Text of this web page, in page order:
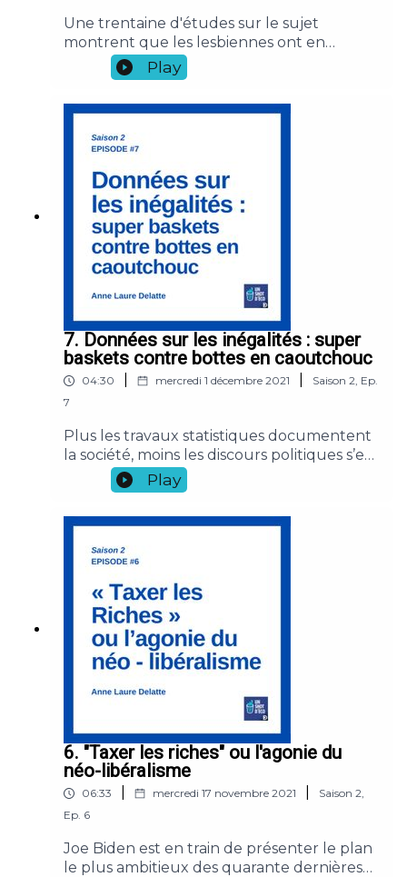
Une trentaine d'études sur le sujet
montrent que les lesbiennes ont en
moyenne un meilleur salaire que les
femmes hétérosexuelles contrairement
aux hommes gays par rapport aux
hétérosexuels. Un paradoxe qui s'explique
par plusieurs facteurs… pas très
positifs. Références : Badgett, M. V.,
Carpenter, C. S., & Sansone, D. (2021).
LGBTQ economics. Journal of Economic
Perspectives, 35(2), 141-70. Klawitter, M.
(2015). Meta‐analysis of the effects of sexual
orientation on earnings. Industrial
Relations: A Journal of Economy and
Society, 54(1), 4-32.
Play
7. Données sur les inégalités : super
baskets contre bottes en caoutchouc
04:30 mercredi 1 décembre 2021 Saison 2, Ep.
7
Plus les travaux statistiques documentent
la société, moins les discours politiques s’en
servent. L'obstination de nombreux
responsables à ne pas mobiliser les
connaissances et les données ajoute au
malheur du monde. Références : Rapport
du groupe d’experts sur la mesure des
inégalités et de la redistribution, Insee
Méthodes n° 138 - février 2021 Sous la
direction de Jean-Marc Germain
Rapporteurs : Mathias André et Thomas
Blanchet Groupe d'experts de l'Insee, WIL,
Depp, DG Trésor, Drees, IPP, Liepp, OCDE,
OFCE, SIES
Play
6. "Taxer les riches" ou l'agonie du
néo-libéralisme
06:33 mercredi 17 novembre 2021 Saison 2,
Ep. 6
Joe Biden est en train de présenter le plan
le plus ambitieux des quarante dernières